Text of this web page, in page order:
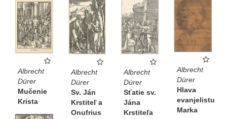
Albrecht
Dürer
Mučenie
Krista
Albrecht
Dürer
Sv. Ján
Krstiteľ a
Onufrius
Albrecht
Dürer
Sťatie sv.
Jána
Krstiteľa
Albrecht
Dürer
Hlava
evanjelistu
Marka